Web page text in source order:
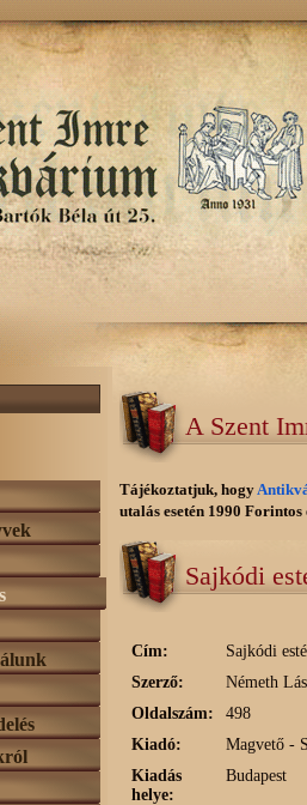
A Szent
Tájékoztatjuk, hogy
utalás esetén 1990
Sajkódi
Cím:
Sajkódi
Szerző:
Németh
Oldalszám:
498
Kiadó:
Magvető -
Kiadás
helye:
Budapest